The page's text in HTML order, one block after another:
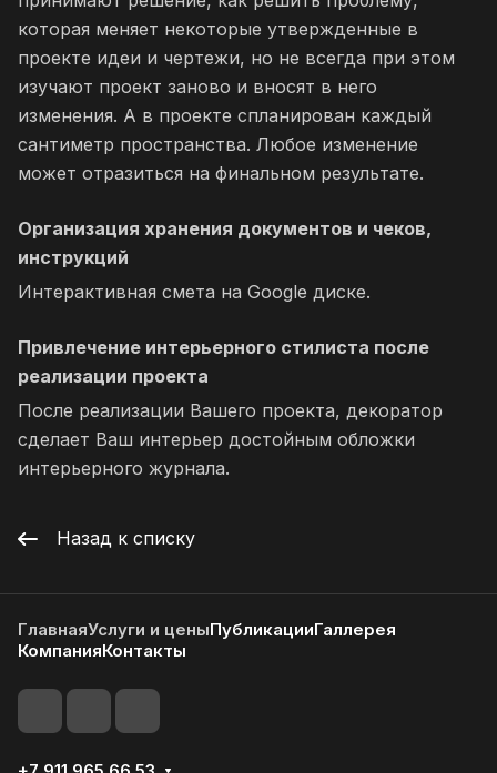
которая меняет некоторые утвержденные в
проекте идеи и чертежи, но не всегда при этом
изучают проект заново и вносят в него
изменения. А в проекте спланирован каждый
сантиметр пространства. Любое изменение
может отразиться на финальном результате.
Организация хранения документов и чеков,
инструкций
Интерактивная смета на Google диске.
Привлечение интерьерного стилиста после
реализации проекта
После реализации Вашего проекта, декоратор
сделает Ваш интерьер достойным обложки
интерьерного журнала.
Назад к списку
ГлавнаяУслуги и ценыПубликацииГаллерея
КомпанияКонтакты